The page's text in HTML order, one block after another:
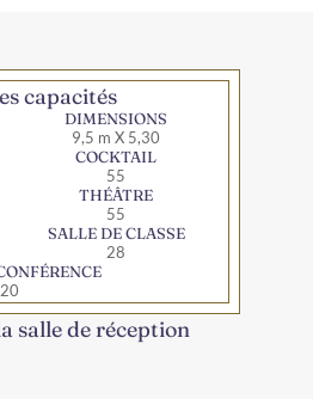
capacités
DIMENSIONS
9,5 m X 5,30
COCKTAIL
55
THÉÂTRE
55
SALLE DE CLASSE
28
20
salle de réception